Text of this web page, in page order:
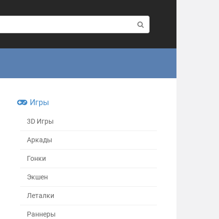
Игры
3D Игры
Аркады
Гонки
Экшен
Леталки
Раннеры